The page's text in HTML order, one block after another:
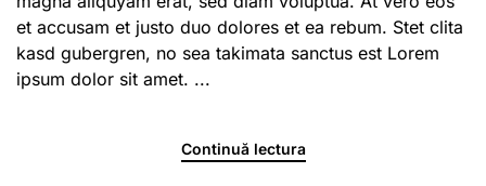
et accusam et justo duo dolores et ea rebum. Stet clita
kasd gubergren, no sea takimata sanctus est Lorem
ipsum dolor sit amet. ...
Continuă lectura